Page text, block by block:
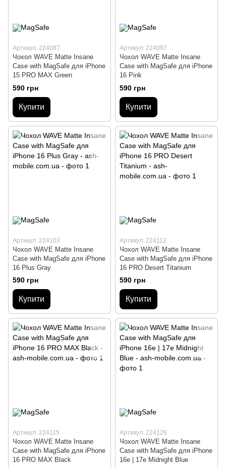
Артикул: 224087
Чохол WAVE Matte Insane
Case with MagSafe для iPhone
15 PRO MAX Green
590 грн
Купити
Артикул: 224097
Чохол WAVE Matte Insane
Case with MagSafe для iPhone
16 Pink
590 грн
Купити
Артикул: 224103
Чохол WAVE Matte Insane
Case with MagSafe для iPhone
16 Plus Gray
590 грн
Купити
Артикул: 224112
Чохол WAVE Matte Insane
Case with MagSafe для iPhone
16 PRO Desert Titanium
590 грн
Купити
Артикул: 224115
Чохол WAVE Matte Insane
Case with MagSafe для iPhone
16 PRO MAX Black
Артикул: 224126
Чохол WAVE Matte Insane
Case with MagSafe для iPhone
16e | 17e Midnight Blue